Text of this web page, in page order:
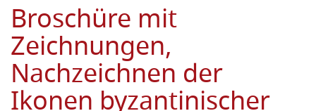
Broschüre mit
Zeichnungen,
Nachzeichnen der